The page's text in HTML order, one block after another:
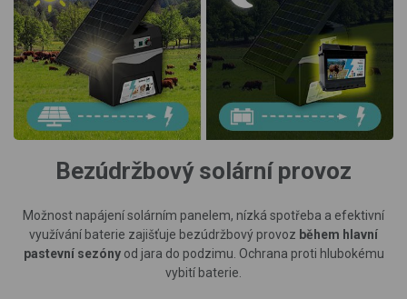
Bezúdržbový solární provoz
Možnost napájení solárním panelem, nízká spotřeba a efektivní
využívání baterie zajišťuje bezúdržbový provoz během hlavní
pastevní sezónyod jara do podzimu. Ochrana proti hlubokému
vybití baterie.